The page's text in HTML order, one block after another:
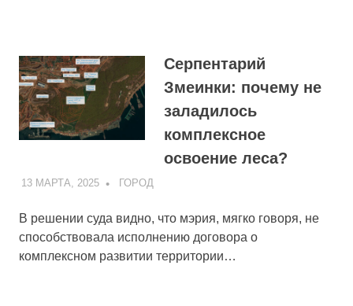
Серпентарий
Змеинки: почему не
заладилось
комплексное
освоение леса?
13 МАРТА, 2025 ADMIN
ГОРОД
В решении суда видно, что мэрия, мягко говоря, не
способствовала исполнению договора о
комплексном развитии территории…